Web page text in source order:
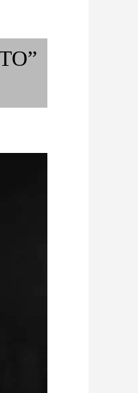
旅 vol.1